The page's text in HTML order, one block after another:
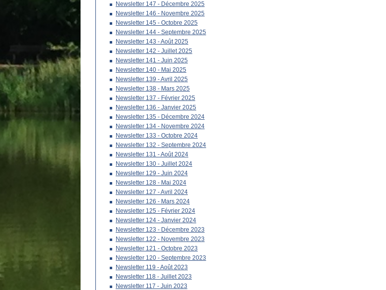
Newsletter 147 - Décembre 2025
Newsletter 146 - Novembre 2025
Newsletter 145 - Octobre 2025
Newsletter 144 - Septembre 2025
Newsletter 143 - Août 2025
Newsletter 142 - Juillet 2025
Newsletter 141 - Juin 2025
Newsletter 140 - Mai 2025
Newsletter 139 - Avril 2025
Newsletter 138 - Mars 2025
Newsletter 137 - Février 2025
Newsletter 136 - Janvier 2025
Newsletter 135 - Décembre 2024
Newsletter 134 - Novembre 2024
Newsletter 133 - Octobre 2024
Newsletter 132 - Septembre 2024
Newsletter 131 - Août 2024
Newsletter 130 - Juillet 2024
Newsletter 129 - Juin 2024
Newsletter 128 - Mai 2024
Newsletter 127 - Avril 2024
Newsletter 126 - Mars 2024
Newsletter 125 - Février 2024
Newsletter 124 - Janvier 2024
Newsletter 123 - Décembre 2023
Newsletter 122 - Novembre 2023
Newsletter 121 - Octobre 2023
Newsletter 120 - Septembre 2023
Newsletter 119 - Août 2023
Newsletter 118 - Juillet 2023
Newsletter 117 - Juin 2023